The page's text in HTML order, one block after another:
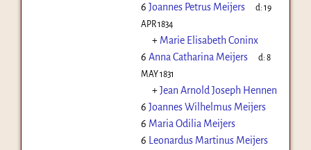
6 Joannes Petrus Meijers d:19
APR 1834
+ Marie Elisabeth Coninx
6 Anna Catharina Meijers d:8
MAY 1831
+Jean Arnold Joseph Hennen
6 Joannes Wilhelmus Meijers
6 Maria Odilia Meijers
6 Leonardus Martinus Meijers